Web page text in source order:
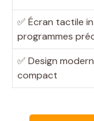
✅ Écran tactile
programmes
✅ Design
compact